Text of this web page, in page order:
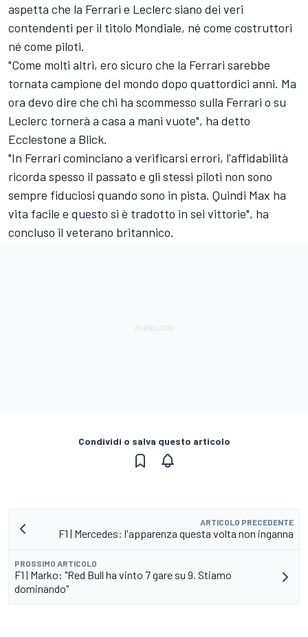
aspetta che la Ferrari e Leclerc siano dei veri
contendenti per il titolo Mondiale, né come costruttori
né come piloti.
"Come molti altri, ero sicuro che la Ferrari sarebbe
tornata campione del mondo dopo quattordici anni. Ma
ora devo dire che chi ha scommesso sulla Ferrari o su
Leclerc tornerà a casa a mani vuote", ha detto
Ecclestone a Blick.
"In Ferrari cominciano a verificarsi errori, l'affidabilità
ricorda spesso il passato e gli stessi piloti non sono
sempre fiduciosi quando sono in pista. Quindi Max ha
vita facile e questo si è tradotto in sei vittorie", ha
concluso il veterano britannico.
Condividi o salva questo articolo
ARTICOLO PRECEDENTE
F1 | Mercedes: l'apparenza questa volta non inganna
PROSSIMO ARTICOLO
F1 | Marko: "Red Bull ha vinto 7 gare su 9. Stiamo
dominando"